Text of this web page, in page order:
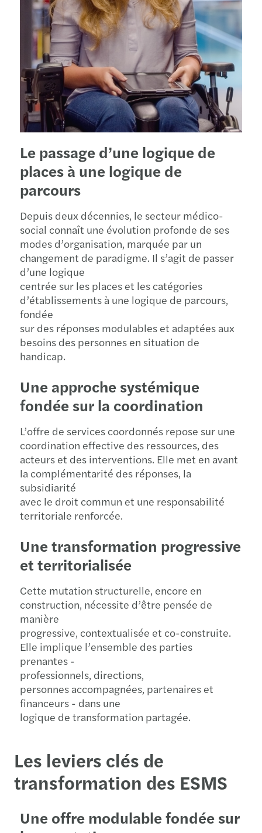
Le passage d’une logique de
places à une logique de
parcours
Depuis deux décennies, le secteur médico-
social connaît une évolution profonde de ses
modes d’organisation, marquée par un
changement de paradigme. Il s’agit de passer
d’une logique
centrée sur les places et les catégories
d’établissements à une logique de parcours,
fondée
sur des réponses modulables et adaptées aux
besoins des personnes en situation de
handicap.
Une approche systémique
fondée sur la coordination
L’offre de services coordonnés repose sur une
coordination effective des ressources, des
acteurs et des interventions. Elle met en avant
la complémentarité des réponses, la
subsidiarité
avec le droit commun et une responsabilité
territoriale renforcée.
Une transformation progressive
et territorialisée
Cette mutation structurelle, encore en
construction, nécessite d’être pensée de
manière
progressive, contextualisée et co-construite.
Elle implique l’ensemble des parties
prenantes -
professionnels, directions,
personnes accompagnées, partenaires et
financeurs - dans une
logique de transformation partagée.
Les leviers clés de
transformation des ESMS
Une offre modulable fondée sur